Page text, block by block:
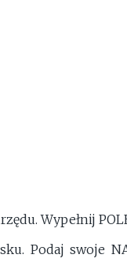
Wypełnij
Podaj swoje